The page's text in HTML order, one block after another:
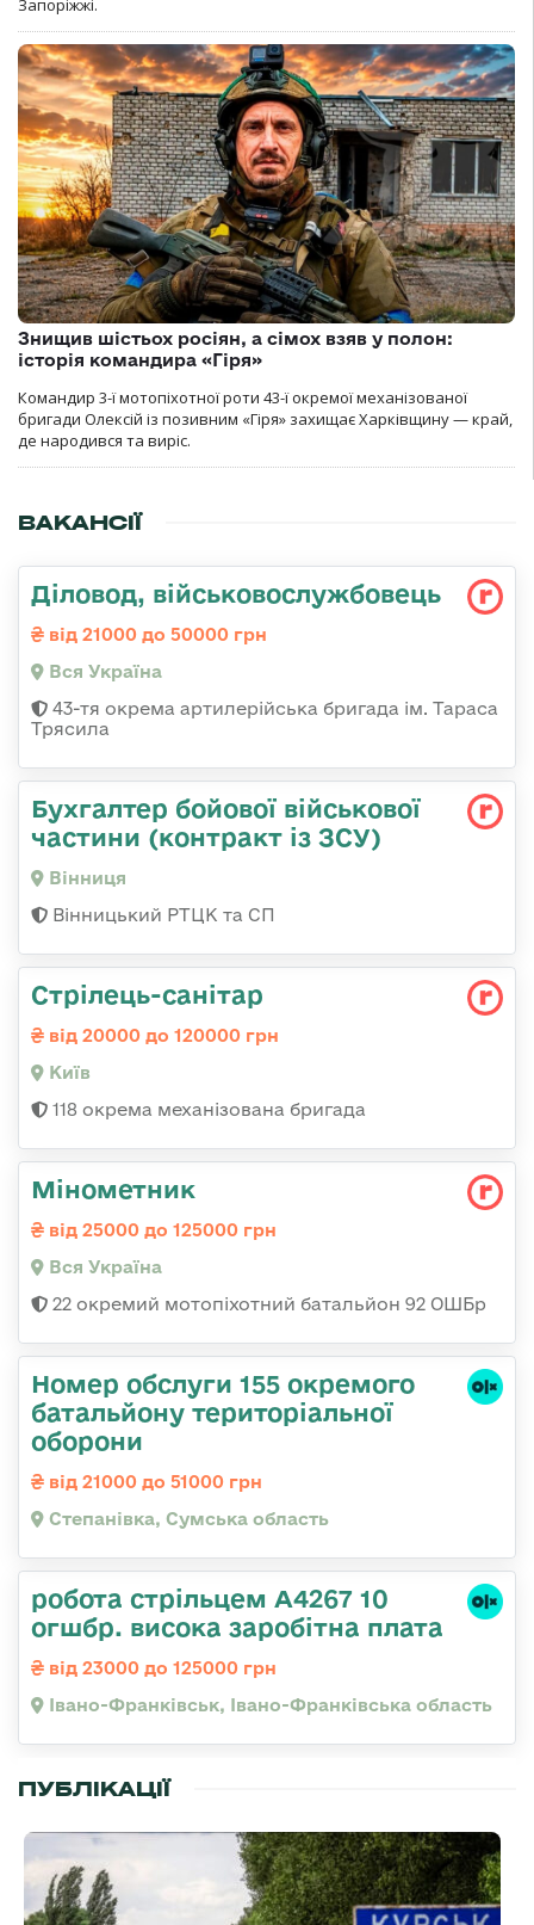
Запоріжжі.
Знищив шістьох росіян, а сімох взяв у полон:
історія командира «Гіря»
Командир 3-ї мотопіхотної роти 43-ї окремої механізованої
бригади Олексій із позивним «Гіря» захищає Харківщину — край,
де народився та виріс.
ВАКАНСІЇ
Діловод, військовослужбовець
від 21000 до 50000 грн
Вся Україна
43-тя окрема артилерійська бригада ім. Тараса
Трясила
Бухгалтер бойової військової
частини (контракт із ЗСУ)
Вінниця
Вінницький РТЦК та СП
Стрілець-санітар
від 20000 до 120000 грн
Київ
118 окрема механізована бригада
Мінометник
від 25000 до 125000 грн
Вся Україна
22 окремий мотопіхотний батальйон 92 ОШБр
Номер обслуги 155 окремого
батальйону територіальної
оборони
від 21000 до 51000 грн
Степанівка, Сумська область
робота стрільцем А4267 10
огшбр. висока заробітна плата
від 23000 до 125000 грн
Івано-Франківськ, Івано-Франківська область
ПУБЛІКАЦІЇ